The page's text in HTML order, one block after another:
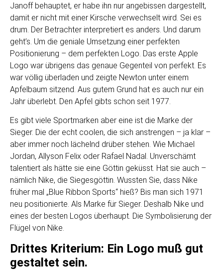
Janoff behauptet, er habe ihn nur angebissen dargestellt,
damit er nicht mit einer Kirsche verwechselt wird. Sei es
drum. Der Betrachter interpretiert es anders. Und darum
geht’s. Um die geniale Umsetzung einer perfekten
Positionierung – dem perfekten Logo. Das erste Apple
Logo war übrigens das genaue Gegenteil von perfekt. Es
war völlig überladen und zeigte Newton unter einem
Apfelbaum sitzend. Aus gutem Grund hat es auch nur ein
Jahr überlebt. Den Apfel gibts schon seit 1977.
Es gibt viele Sportmarken aber eine ist die Marke der
Sieger. Die der echt coolen, die sich anstrengen – ja klar –
aber immer noch lächelnd drüber stehen. Wie Michael
Jordan, Allyson Felix oder Rafael Nadal. Unverschämt
talentiert als hätte sie eine Göttin geküsst. Hat sie auch –
nämlich Nike, die Siegesgöttin. Wussten Sie, dass Nike
früher mal „Blue Ribbon Sports“ hieß? Bis man sich 1971
neu positionierte. Als Marke für Sieger. Deshalb Nike und
eines der besten Logos überhaupt. Die Symbolisierung der
Flügel von Nike.
Drittes Kriterium: Ein Logo muß gut
gestaltet sein.